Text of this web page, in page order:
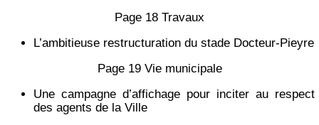
Page 18 Travaux
L’ambitieuse restructuration du stade Docteur-Pieyre
Page 19 Vie municipale
Une campagne d’affichage pour inciter au respect
des agents de la Ville